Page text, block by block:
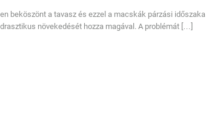
beköszönt a tavasz és ezzel a macskák párzási időszaka
növekedését hozza magával. A problémát […]